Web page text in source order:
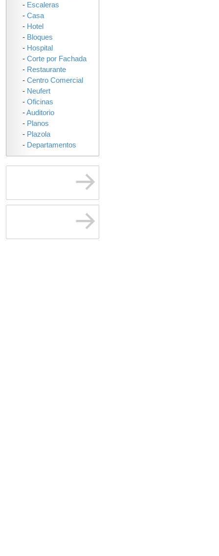
- Escaleras
- Casa
- Hotel
- Bloques
- Hospital
- Corte por Fachada
- Restaurante
- Centro Comercial
- Neufert
- Oficinas
-Auditorio
- Planos
- Plazola
- Departamentos